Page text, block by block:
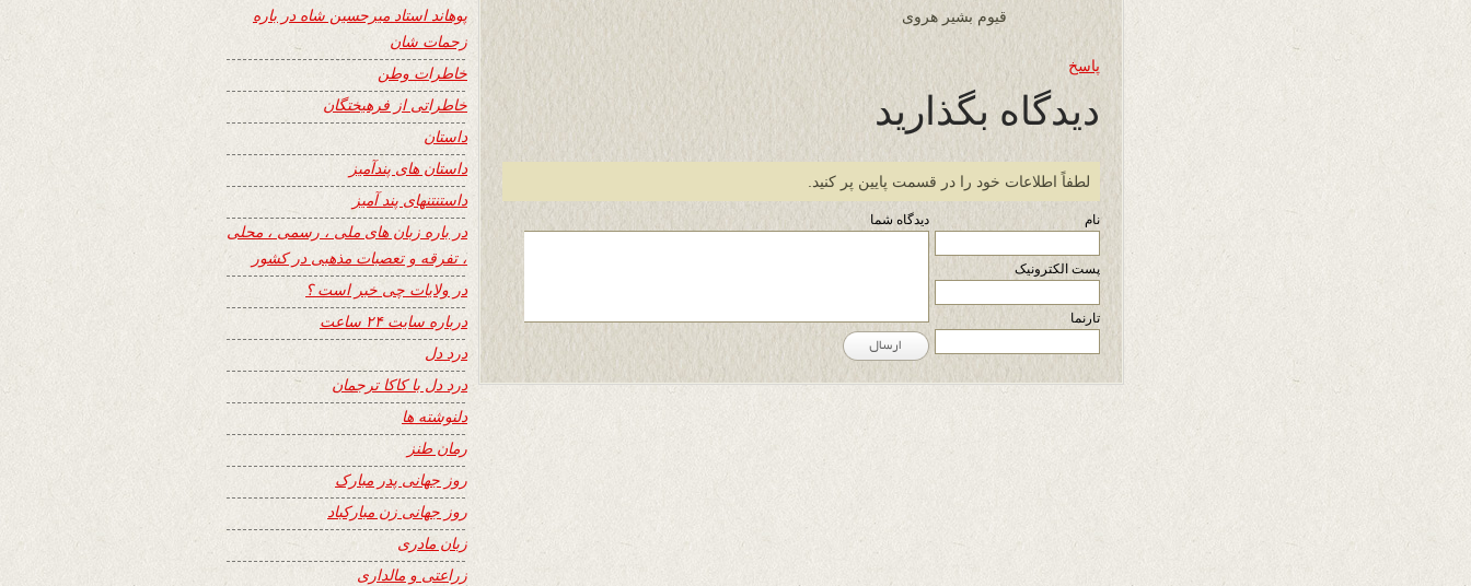
قیوم بشیر هروی
پاسخ
دیدگاه بگذارید
لطفاً اطلاعات خود را در قسمت پایین پر کنید.
نام
پست الکترونیک
تارنما
دیدگاه شما
پوهاند استاد میرحسین شاه در باره
زحمات شان
خاطرات وطن
خاطراتی از فرهیختگان
داستان
داستان های پندآمیز
داستنتنهای پند آمیز
در باره زبان های ملی ، رسمی ، محلی
، تفرقه و تعصبات مذهبی در کشور
در ولایات چی خبر است ؟
درباره سایت ۲۴ ساعت
درد دل
درد دل با کاکا ترجمان
دلنوشته ها
رمان طنز
روز جهانی پدر مبارک
روز جهانی زن مبارکباد
زبان مادری
زراعتی و مالداری